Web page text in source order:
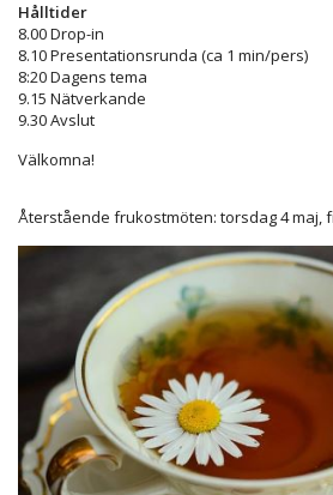
Hålltider
8.00 Drop-in
8.10 Presentationsrunda (ca 1 min/pers)
8:20 Dagens tema
9.15 Nätverkande
9.30 Avslut
Välkomna!
Återstående frukostmöten: torsdag 4 maj,